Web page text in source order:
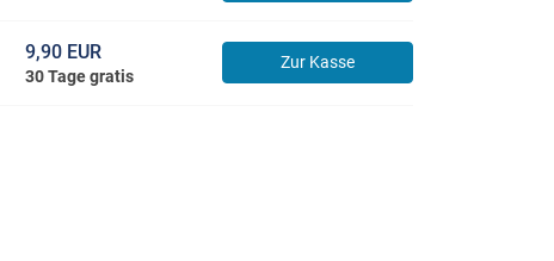
Zur Kasse
9,90 EUR
30 Tage gratis